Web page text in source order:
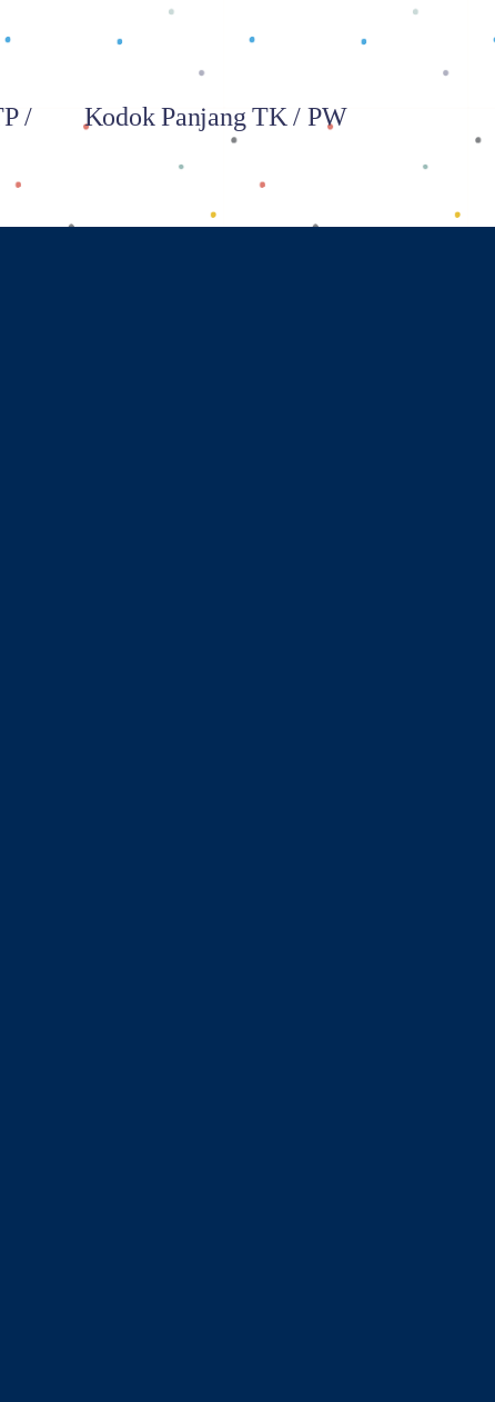
/
Kodok Panjang TK / PW